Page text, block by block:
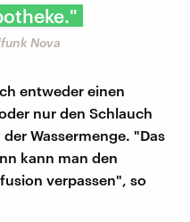
Nova
entweder einen
nur den Schlauch
Wassermenge. "Das
kann man den
verpassen", so